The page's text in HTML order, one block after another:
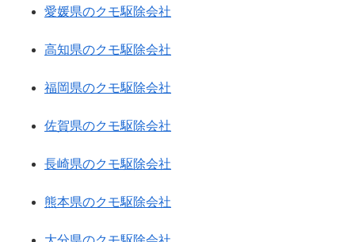
愛媛県のクモ駆除会社
高知県のクモ駆除会社
福岡県のクモ駆除会社
佐賀県のクモ駆除会社
長崎県のクモ駆除会社
熊本県のクモ駆除会社